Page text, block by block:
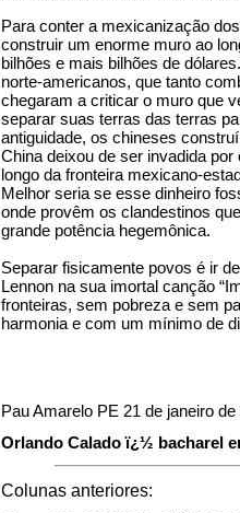
Para conter a mexicanização
construir um enorme muro ao
bilhões e mais bilhões de
norte-americanos, que tanto
chegaram a criticar o muro que
separar suas terras das terras
antiguidade, os chineses
China deixou de ser invadida
longo da fronteira mexicano-
Melhor seria se esse dinheiro
onde provêm os clandestinos
grande potência hegemônica.
Separar fisicamente povos é ir
Lennon na sua imortal canção
fronteiras, sem pobreza e sem
harmonia e com um mínimo de
Pau Amarelo PE 21 de janeiro de
Orlando Calado ï¿½ bacharel
Colunas anteriores: